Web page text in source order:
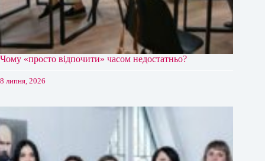
Чому «просто відпочити» часом недостатньо?
8 липня, 2026